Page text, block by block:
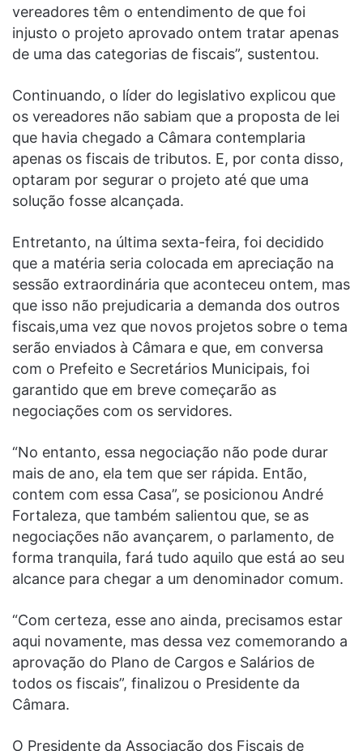
vereadores têm o entendimento de que foi
injusto o projeto aprovado ontem tratar apenas
de uma das categorias de fiscais”, sustentou.
Continuando, o líder do legislativo explicou que
os vereadores não sabiam que a proposta de lei
que havia chegado a Câmara contemplaria
apenas os fiscais de tributos. E, por conta disso,
optaram por segurar o projeto até que uma
solução fosse alcançada.
Entretanto, na última sexta-feira, foi decidido
que a matéria seria colocada em apreciação na
sessão extraordinária que aconteceu ontem, mas
que isso não prejudicaria a demanda dos outros
fiscais,uma vez que novos projetos sobre o tema
serão enviados à Câmara e que, em conversa
com o Prefeito e Secretários Municipais, foi
garantido que em breve começarão as
negociações com os servidores.
“No entanto, essa negociação não pode durar
mais de ano, ela tem que ser rápida. Então,
contem com essa Casa”, se posicionou André
Fortaleza, que também salientou que, se as
negociações não avançarem, o parlamento, de
forma tranquila, fará tudo aquilo que está ao seu
alcance para chegar a um denominador comum.
“Com certeza, esse ano ainda, precisamos estar
aqui novamente, mas dessa vez comemorando a
aprovação do Plano de Cargos e Salários de
todos os fiscais”, finalizou o Presidente da
Câmara.
O Presidente da Associação dos Fiscais de